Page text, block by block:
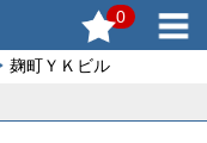
0
麹町ＹＫビル